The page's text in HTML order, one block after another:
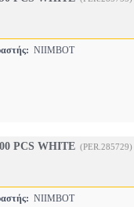
NIIMBOT
PCS WHITE (PER.285729)
NIIMBOT